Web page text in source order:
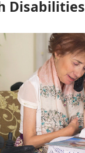
Disabilities